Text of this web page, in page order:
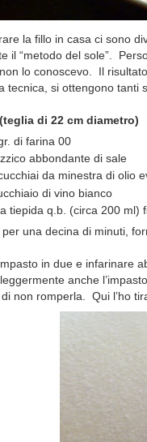
la fillo in casa ci sono
il “metodo del sole”.
lo conoscevo.
Il
tecnica, si ottengono tanti
di 22 cm diametro)
di farina 00
abbondante di sale
da minestra di olio
di vino bianco
tiepida q.b. (circa 200 ml)
per una decina di minuti,
in due e infarinare
anche
non romperla. Qui l’ho